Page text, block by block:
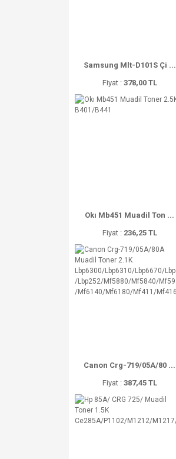
Samsung Mlt-D101S Çi ...
Fiyat : 378,00 TL
Okı Mb451 Muadil Ton ...
Fiyat : 236,25 TL
Canon Crg-719/05A/80 ...
Fiyat : 387,45 TL